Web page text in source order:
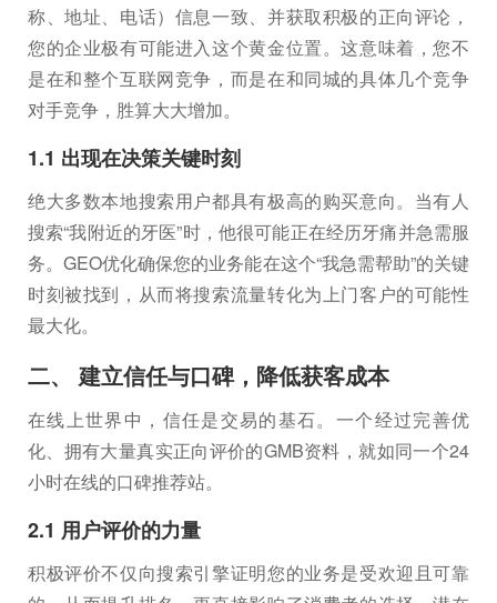
称、地址、电话）信息一致、并获取积极的正向评论，
您的企业极有可能进入这个黄金位置。这意味着，您不
是在和整个互联网竞争，而是在和同城的具体几个竞争
对手竞争，胜算大大增加。
1.1 出现在决策关键时刻
绝大多数本地搜索用户都具有极高的购买意向。当有人
搜索“我附近的牙医”时，他很可能正在经历牙痛并急需服
务。GEO优化确保您的业务能在这个“我急需帮助”的关键
时刻被找到，从而将搜索流量转化为上门客户的可能性
最大化。
二、 建立信任与口碑，降低获客成本
在线上世界中，信任是交易的基石。一个经过完善优
化、拥有大量真实正向评价的GMB资料，就如同一个24
小时在线的口碑推荐站。
2.1 用户评价的力量
积极评价不仅向搜索引擎证明您的业务是受欢迎且可靠